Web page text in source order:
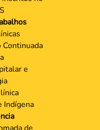
Continuada
e
Indígena
de